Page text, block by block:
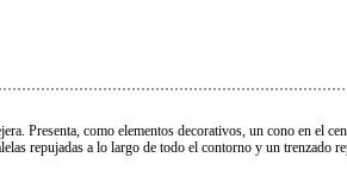
Presenta, como elementos decorativos, un cono en el
repujadas a lo largo de todo el contorno y un trenzado